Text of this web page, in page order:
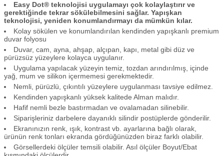
Easy Dot® teknolojisi uygulamayı çok kolaylaştırır ve
gerektiğinde tekrar sökülebilmesini sağlar. Yapışkan
teknolojisi, yeniden konumlandırmayı da mümkün kılar.
Kolay sökülen ve konumlandırılan kendinden yapışkanlı premium
duvar folyosu
Duvar, cam, ayna, ahşap, alçıpan, kapı, metal gibi düz ve
pürüzsüz yüzeylere kolayca uygulanır.
Uygulama yapılacak yüzeyin temiz, tozdan arındırılmış, içinde
yağ, mum ve silikon içermemesi gerekmektedir.
Nemli, pürüzlü, çıkıntılı yüzeylere uygulanması tavsiye edilmez.
Kendinden yapışkanlı yüksek kalitede Alman malıdır.
Hafif nemli bezle bastırmadan ve ovalamadan silinebilir.
Siparişleriniz darbelere dayanıklı silindir postüplerde gönderilir.
Ekranınızın renk, ışık, kontrast vb. ayarlarına bağlı olarak,
ürünün renk tonları ekranda gördüğünüzden biraz farklı olabilir.
Görsellerdeki ölçüler temsili olabilir. Asıl ölçüler Boyut/Ebat